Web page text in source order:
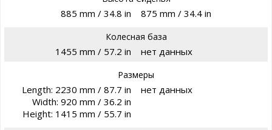
885 mm / 34.8 in 875 mm / 34.4 in
Колесная база
1455 mm / 57.2 in нет данных
Размеры
Length: 2230 mm / 87.7 in
Width: 920 mm / 36.2 in
Height: 1415 mm / 55.7 in
нет данных